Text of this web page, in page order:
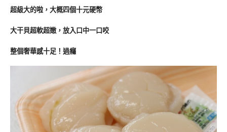
超級大的啦，大概四個十元硬幣
大干貝超軟超嫩，放入口中一口咬
整個奢華感十足！過癮